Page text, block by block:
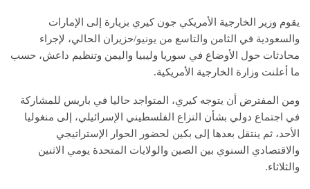
يقوم وزير الخارجية الأمريكي جون كيري بزيارة إلى الإمارات
والسعودية في الثامن والتاسع من يونيو/حزيران الحالي، لإجراء
محادثات حول الأوضاع في سوريا وليبيا واليمن وتنظيم داعش، حسب
ما أعلنت وزارة الخارجية الأمريكية.
ومن المفترض أن يتوجه كيري، المتواجد حاليا في باريس للمشاركة
في اجتماع دولي بشأن النزاع الفلسطيني الإسرائيلي، إلى منغوليا
الأحد، ثم ينتقل بعدها إلى بكين لحضور الحوار الإستراتيجي
والاقتصادي السنوي بين الصين والولايات المتحدة يومي الاثنين
والثلاثاء.